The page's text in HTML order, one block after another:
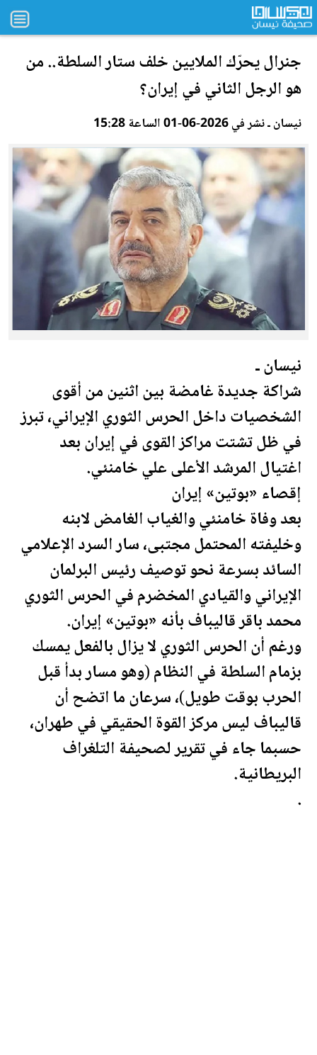
جنرال يحرّك الملايين خلف ستارالسلطة.. من
هو الرجل الثاني في إيران؟
نيسان ـ نشر في 2026-06-01 الساعة 15:28
نيسان ـ
شراكة جديدة غامضة بين اثنين من أقوى
الشخصيات داخل الحرس الثوري الإيراني، تبرز
في ظل تشتت مراكز القوى في إيران بعد
اغتيال المرشد الأعلى علي خامنئي.
إقصاء «بوتين» إيران
بعد وفاة خامنئي والغياب الغامض لابنه
وخليفته المحتمل مجتبى، سار السرد الإعلامي
السائد بسرعة نحو توصيف رئيس البرلمان
الإيراني والقيادي المخضرم في الحرس الثوري
محمد باقر قاليباف بأنه «بوتين» إيران.
ورغم أن الحرس الثوري لا يزال بالفعل يمسك
بزمام السلطة في النظام (وهو مسار بدأ قبل
الحرب بوقت طويل)، سرعان ما اتضح أن
قاليباف ليس مركز القوة الحقيقي في طهران،
حسبما جاء في تقرير لصحيفةالتلغراف
البريطانية.
.